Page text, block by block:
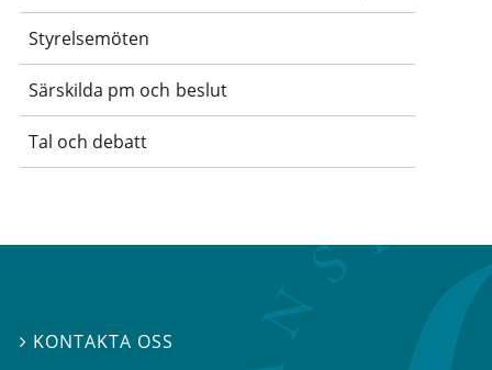
Styrelsemöten
Särskilda pm och beslut
Tal och debatt
 KONTAKTA OSS